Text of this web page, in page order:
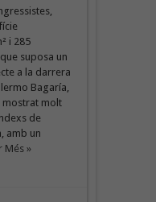
i 285
suposa un
a la darrera
Bagaría,
mostrat molt
de
amb un
Més »